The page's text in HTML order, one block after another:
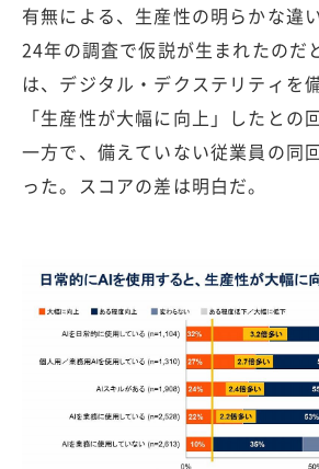
有無による、生産性の明らかな違
24年の調査で仮説が生まれたのだ
は、デジタル・デクステリティを
「生産性が大幅に向上」したとの
一方で、備えていない従業員の同
った。スコアの差は明白だ。